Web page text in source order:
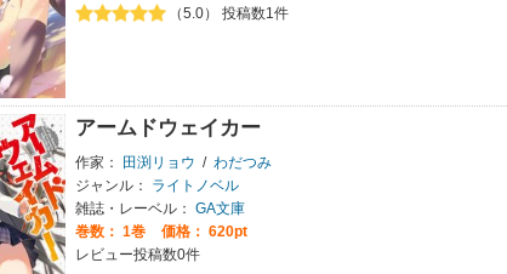
（5.0） 投稿数1件
アームドウェイカー
作家： 田渕リョウ / わだつみ
ジャンル：
ライトノベル
雑誌・レーベル： GA文庫
巻数： 1巻
価格： 620pt
レビュー投稿数0件